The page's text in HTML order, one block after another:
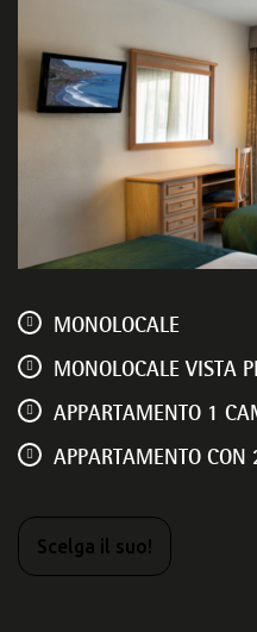
MONOLOCALE
MONOLOCALE VISTA
APPARTAMENTO 1
APPARTAMENTO CON
Scelga il suo!